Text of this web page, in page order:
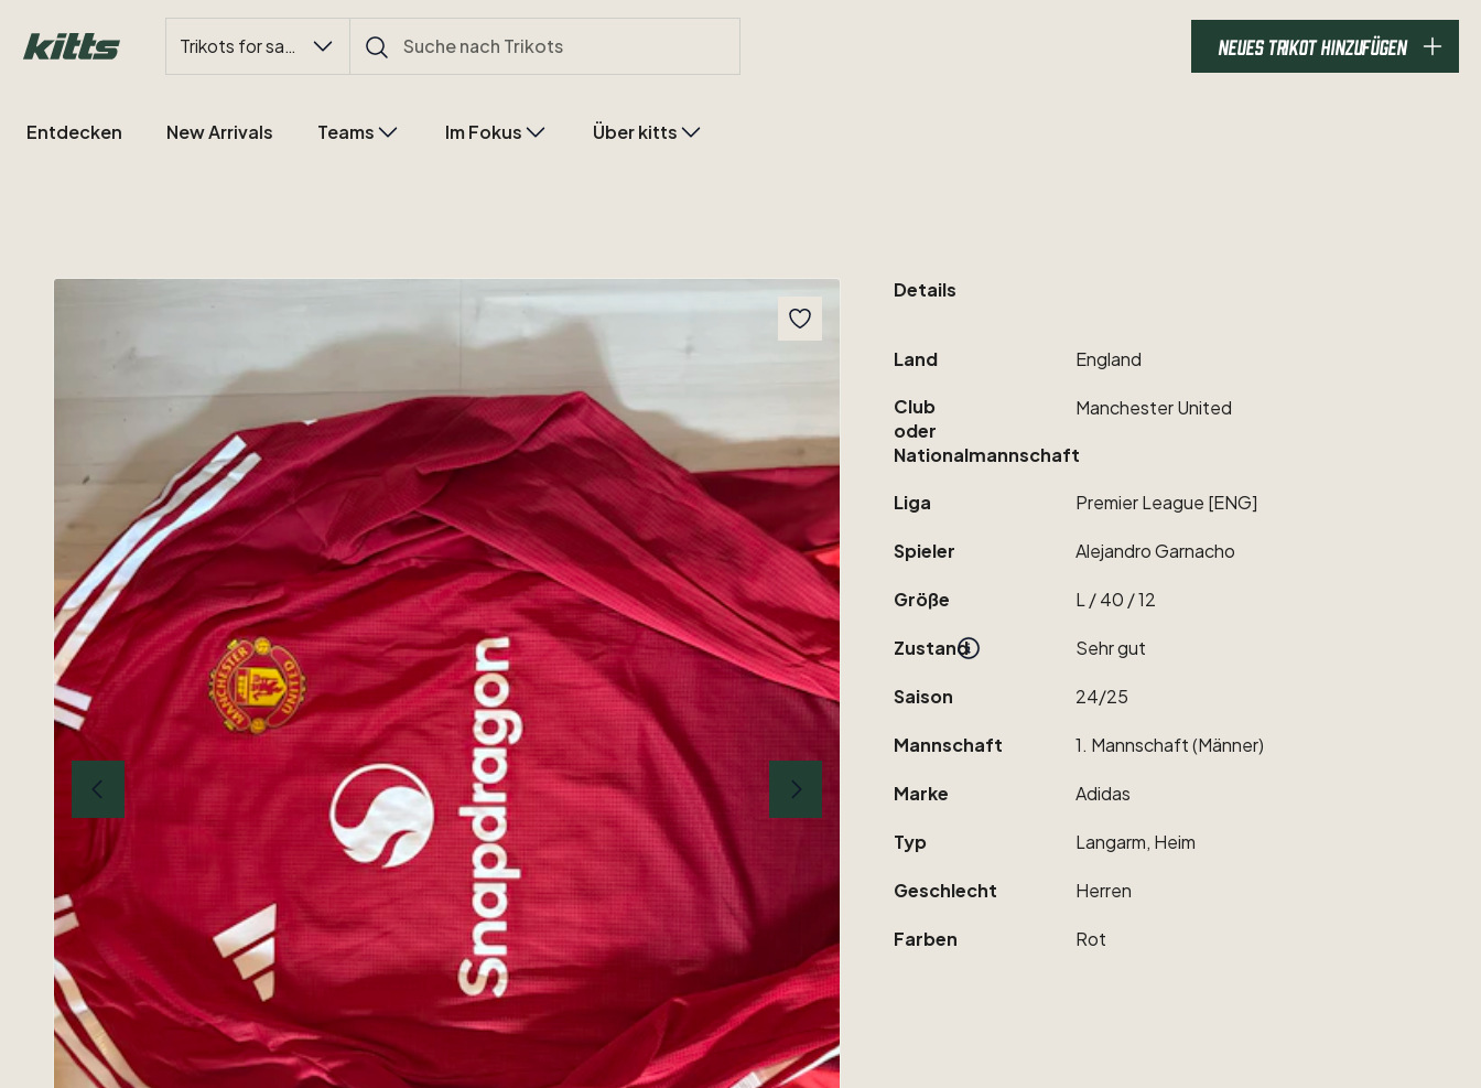
Trikots for sale NEUES TRIKOT HINZUFÜGEN
Entdecken New Arrivals Teams Im Fokus Über kitts
Details
Land England
Club
oder
Nationalmannschaft
ManchesterUnited
Liga PremierLeague [ENG]
Spieler AlejandroGarnacho
Größe L ​/​40 ​/​12
Zustand Sehrgut
Saison 24​/​25
Mannschaft 1. Mannschaft(Männer)
Marke Adidas
Typ Langarm, Heim
Geschlecht Herren
Farben Rot